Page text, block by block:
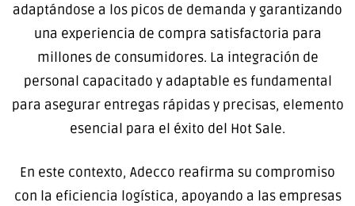
adaptándose a los picos de demanda y garantizando
una experiencia de compra satisfactoria para
millones de consumidores. La integración de
personal capacitado y adaptable es fundamental
para asegurar entregas rápidas y precisas, elemento
esencial para el éxito del Hot Sale.
En este contexto, Adecco reafirma su compromiso
con la eficiencia logística, apoyando a las empresas